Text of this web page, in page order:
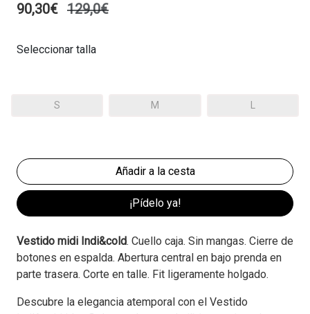
90,30€ 129,0€
Seleccionar talla
S M L
¡Pídelo ya!
Vestido midi Indi&cold. Cuello caja. Sin mangas. Cierre de
botones en espalda. Abertura central en bajo prenda en
parte trasera. Corte en talle. Fit ligeramente holgado.
Descubre la elegancia atemporal con el Vestido